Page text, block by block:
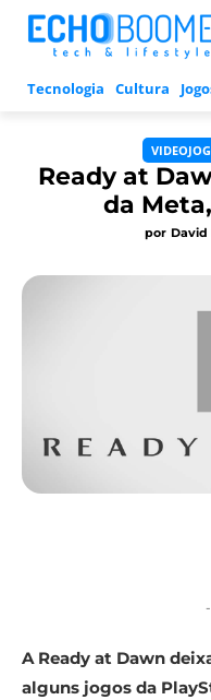
Tecnologia Cultura
Ready at
da
por David
A Ready at Dawn
alguns jogos da